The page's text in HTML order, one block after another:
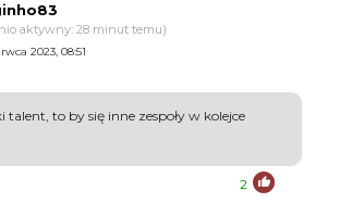
aktywny: 28 minut temu)
2023, 08:51
talent, to by się inne zespoły w kolejce
2